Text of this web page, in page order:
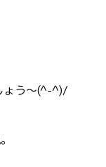
ょう〜(^-^)/